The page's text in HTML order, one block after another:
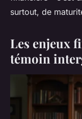
surtout, de
Les enjeux
témoin